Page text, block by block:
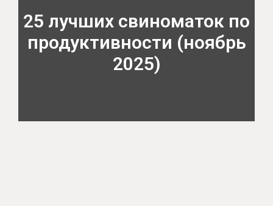
25 лучших свиноматок по
продуктивности (ноябрь
2025)